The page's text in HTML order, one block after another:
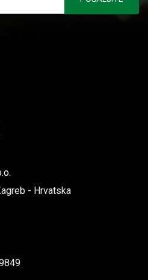
- Hrvatska